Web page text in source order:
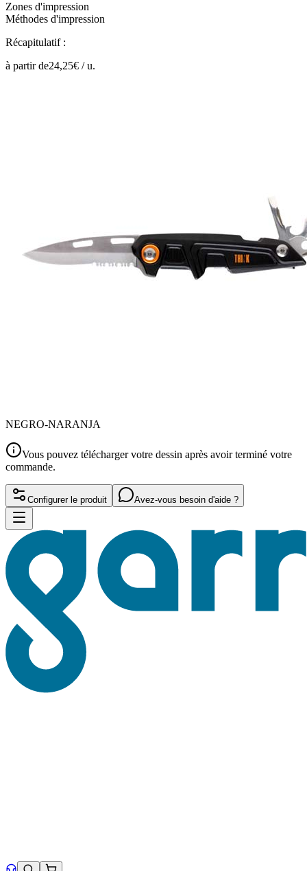
Zones d'impression
Méthodes d'impression
Récapitulatif :
à partir de24,25€ /u.
NEGRO-NARANJA
Vous pouvez télécharger votre dessin après avoir terminé votre
commande.
Configurer le produit Avez-vous besoin d'aide ?